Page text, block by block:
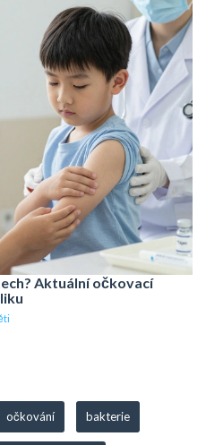
Aktuální očkovací
očkování bakterie